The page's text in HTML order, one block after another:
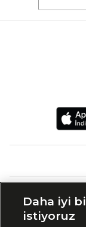
Daha iyi
istiyoruz